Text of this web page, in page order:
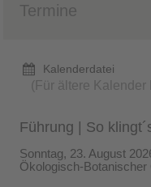
Termine
Kalenderdatei
(Für ältere Kalender
Führung | So
Sonntag, 23. August
Ökologisch-